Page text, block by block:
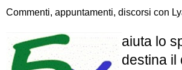
Commenti, appuntamenti, discorsi con
aiuta lo
destina il